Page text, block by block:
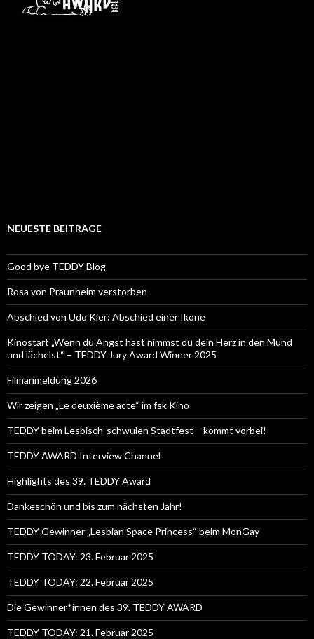
NEUESTE BEITRÄGE
Good bye TEDDY Blog
Rosa von Praunheim verstorben
Abschied von Udo Kier: Abschied einer Ikone
Kinostart „Wenn du Angst hast nimmst du dein Herz in den Mund
und lächelst“ – TEDDY Jury Award Winner 2025
Filmanmeldung 2026
Wir zeigen „Le deuxième acte“ im fsk Kino
TEDDY beim Lesbisch-schwulen Stadtfest – kommt vorbei!
TEDDY AWARD Interview Channel
Highlights des 39. TEDDY Award
Dankeschön und bis zum nächsten Jahr!
TEDDY Gewinner „Lesbian Space Princess“ beim MonGay
TEDDY TODAY: 23. Februar 2025
TEDDY TODAY: 22. Februar 2025
Die Gewinner*innen des 39. TEDDY AWARD
TEDDY TODAY: 21. Februar 2025